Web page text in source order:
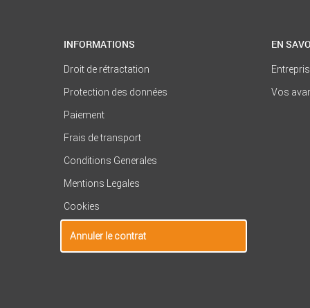
INFORMATIONS
Droit de rétractation
Protection des données
Paiement
Frais de transport
Conditions Generales
Mentions Legales
Cookies
Annuler le contrat
EN
Vos